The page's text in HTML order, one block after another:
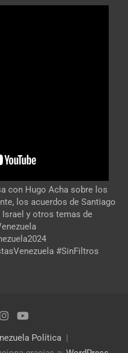
con Hugo Acha sobre los
los acuerdos de Santiago
Israel y otros temas de
#SinFiltros
Política